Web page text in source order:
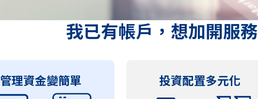
我已有帳戶，想加開服務
管理資金變簡單 投資配置多元化